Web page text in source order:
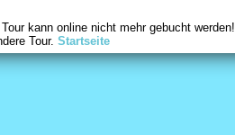
kann online nicht mehr gebucht werden!
Tour. Startseite